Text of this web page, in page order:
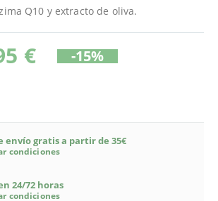
Q10 y extracto de oliva.
€ -15%
envío gratis a partir de 35€
condiciones
24/72 horas
condiciones